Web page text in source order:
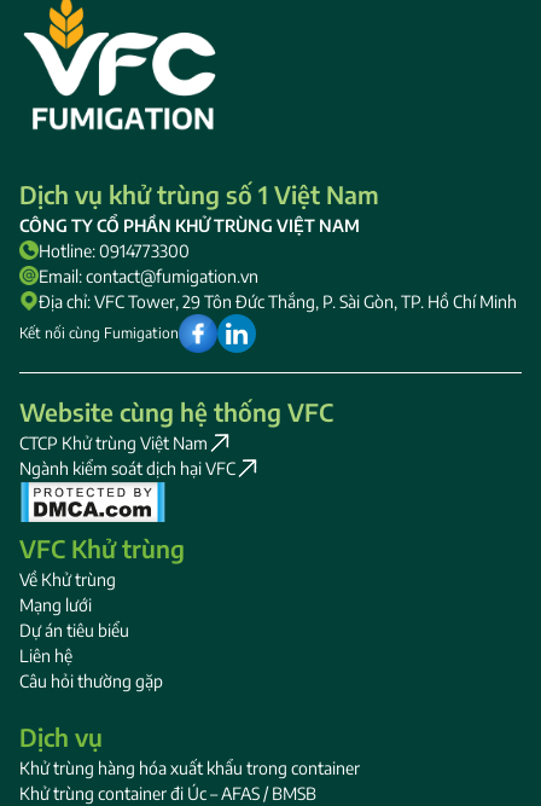
Dịch vụ khử trùng số 1 Việt Nam
CÔNG TY CỔ PHẦN KHỬ TRÙNG VIỆT NAM
Hotline: 0914773300
Email: contact@fumigation.vn
Địa chỉ: VFC Tower, 29 Tôn Đức Thắng, P. Sài Gòn, TP. Hồ Chí Minh
Kết nối cùng Fumigation
Website cùng hệ thống VFC
CTCP Khử trùng Việt Nam
Ngành kiểm soát dịch hại VFC
VFC Khử trùng
Về Khử trùng
Mạng lưới
Dự án tiêu biểu
Liên hệ
Câu hỏi thường gặp
Dịch vụ
Khử trùng hàng hóa xuất khẩu trong container
Khử trùng container đi Úc – AFAS / BMSB